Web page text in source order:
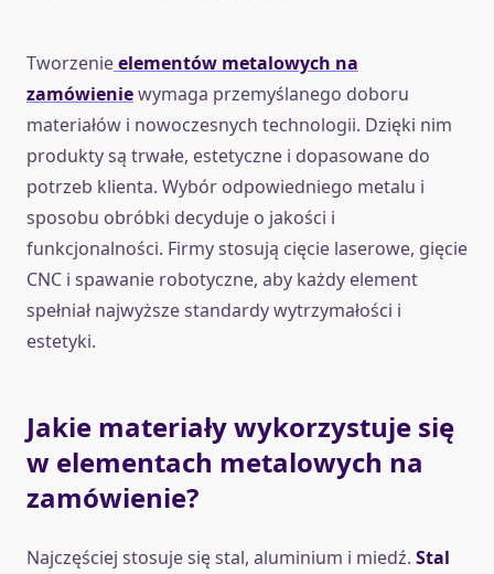
Tworzenieelementów metalowych na
zamówieniewymaga przemyślanego doboru
materiałów i nowoczesnych technologii. Dzięki nim
produkty są trwałe, estetyczne i dopasowane do
potrzeb klienta. Wybór odpowiedniego metalu i
sposobu obróbki decyduje o jakości i
funkcjonalności. Firmy stosują cięcie laserowe, gięcie
CNC i spawanie robotyczne, aby każdy element
spełniał najwyższe standardy wytrzymałości i
estetyki.
Jakie materiały wykorzystuje się
w elementach metalowych na
zamówienie?
Najczęściej stosuje się stal, aluminium i miedź. Stal